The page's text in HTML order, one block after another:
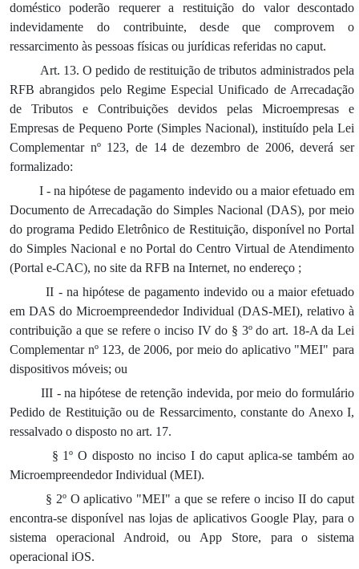
doméstico poderão requerer a restituição do valor descontado
indevidamente do contribuinte, desde que comprovem o
ressarcimento às pessoas físicas ou jurídicas referidas no caput.
Art. 13. O pedido de restituição de tributos administrados pela
RFB abrangidos pelo Regime Especial Unificado de Arrecadação
de Tributos e Contribuições devidos pelas Microempresas e
Empresas de Pequeno Porte (Simples Nacional), instituído pela Lei
Complementar nº 123, de 14 de dezembro de 2006, deverá ser
formalizado:
I - na hipótese de pagamento indevido ou a maior efetuado em
Documento de Arrecadação do Simples Nacional (DAS), por meio
do programa Pedido Eletrônico de Restituição, disponível no Portal
do Simples Nacional e no Portal do Centro Virtual de Atendimento
(Portal e-CAC), no site da RFB na Internet, no endereço ;
II - na hipótese de pagamento indevido ou a maior efetuado
em DAS do Microempreendedor Individual (DAS-MEI), relativo à
contribuição a que se refere o inciso IV do § 3º do art. 18-A da Lei
Complementar nº 123, de 2006, por meio do aplicativo "MEI" para
dispositivos móveis; ou
III - na hipótese de retenção indevida, por meio do formulário
Pedido de Restituição ou de Ressarcimento, constante do Anexo I,
ressalvado o disposto no art. 17.
§ 1º O disposto no inciso I do caput aplica-se também ao
Microempreendedor Individual (MEI).
§ 2º O aplicativo "MEI" a que se refere o inciso II do caput
encontra-se disponível nas lojas de aplicativos Google Play, para o
sistema operacional Android, ou App Store, para o sistema
operacional iOS.